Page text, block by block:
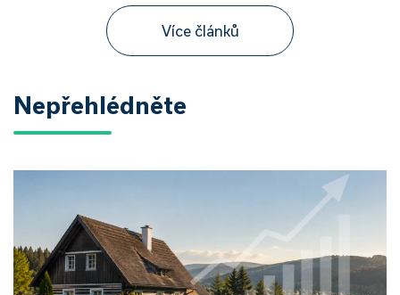
Více článků
Nepřehlédněte